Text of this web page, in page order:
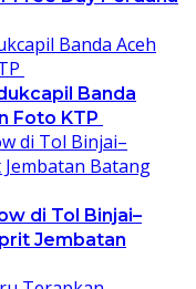
Banda
Foto KTP
di Tol Binjai–
Jembatan